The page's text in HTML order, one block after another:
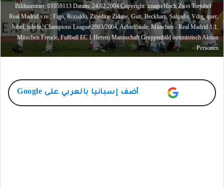
Bildnummer: 01059113 Datum: 24.02.2004 Copyright: imago/Hoch Zwei Torjubel
Real Madrid v.re.: Figo, Ronaldo, Zinedine Zidane, Guti, Beckham, Salgado; Vdig, quer,
Jubel, jubeln, Champions League 2003/2004, Achtelfinale, München - Real Madrid 1:1,
München Freude, Fußball EC 1 Herren Mannschaft Gruppenbild optimistisch Aktion
Personen
أضف إسبانيا بالعربي على Google